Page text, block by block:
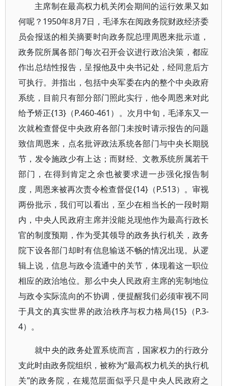
主席制在最高权力机关闭会期间的运行效果又如
何呢？1950年8月7日，毛泽东在阅政务院财政经济委
员会报送的相关摘要时向政务院总理周恩来批示道，
政务院所属各部门每次召开会议进行政治决策，都应
作出总结性报告，呈报他及中央书记处，经同意后方
可执行。并指出，包括中央军委在内的整个中央政府
系统，目前只有部分部门照此实行，他令周恩来对此
给予矫正{13}（P.460-461）。次月中旬，毛泽东又一
次就检查督促中央政府各部门未按时请示报告的问题
致信周恩来，点名批评政法系统各部门与中央长期脱
节，发令施政少有上达；而财经、文教系统所属若干
部门，在得到肯定之余也被要求进一步强化报告制
度，周恩来被再次责令检查督促{14}（P.513）。审视
两份批示，我们可以看出，至少在相当长的一段时期
内，中央人民政府主席并没能兑现他作为最高行政长
官的制度预期，作为受其领导的政务执行机关，政务
院下设各部门却时有信息输送不畅的情况出现。从逻
辑上说，信息与政令流通中的关节，体现着这一职位
相应的政治地位。那么中央人民政府主席的宪制地位
与政令实际流向的不协调，便提醒我们必须审视不同
于具文的真实世界的政治秩序与权力格局{15}（P.3-
4）。
就中央的政务处置系统而言，国家权力的行政分
支此时由政务院组织，被称为“最高权力机关的执行机
关”的政务院，在规范层面似乎只是中央人民政府之